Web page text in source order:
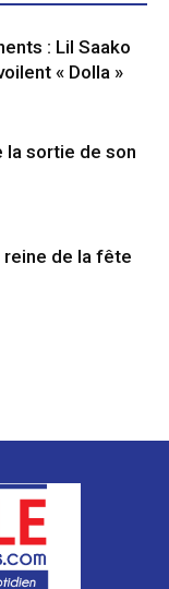
: Lil Saako
« Dolla »
la sortie de son
reine de la fête